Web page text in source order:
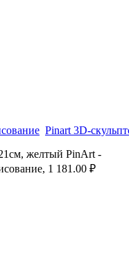
Pinart 3D-
желтый PinArt -
1 181.00 ₽